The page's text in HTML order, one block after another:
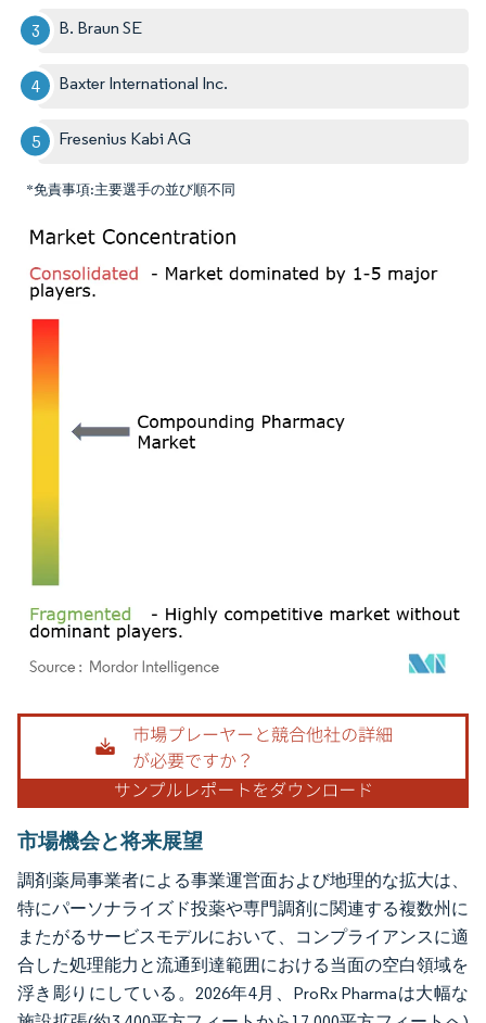
B. Braun SE
Baxter International Inc.
Fresenius Kabi AG
*免責事項:主要選手の並び順不同
画像 © Mordor Intelligence。再利用にはCC BY 4.0の表示が必要です。
市場機会と将来展望
調剤薬局事業者による事業運営面および地理的な拡大は、
特にパーソナライズド投薬や専門調剤に関連する複数州に
またがるサービスモデルにおいて、コンプライアンスに適
合した処理能力と流通到達範囲における当面の空白領域を
浮き彫りにしている。2026年4月、ProRx Pharmaは大幅な